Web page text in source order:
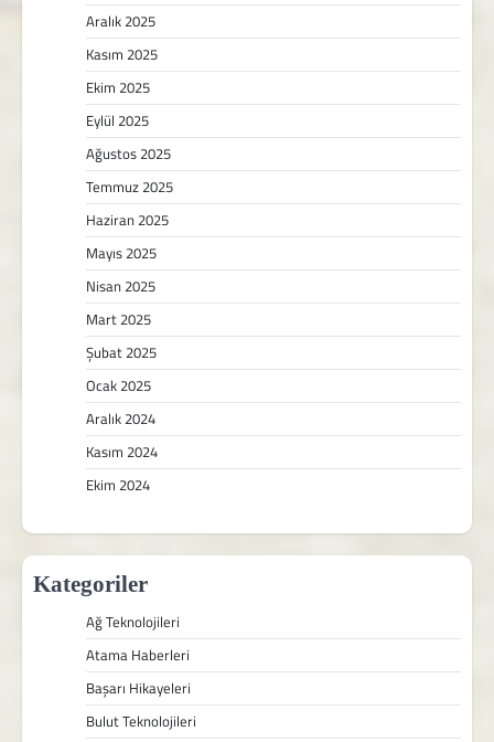
Aralık 2025
Kasım 2025
Ekim 2025
Eylül 2025
Ağustos 2025
Temmuz 2025
Haziran 2025
Mayıs 2025
Nisan 2025
Mart 2025
Şubat 2025
Ocak 2025
Aralık 2024
Kasım 2024
Ekim 2024
Kategoriler
Ağ Teknolojileri
Atama Haberleri
Başarı Hikayeleri
Bulut Teknolojileri